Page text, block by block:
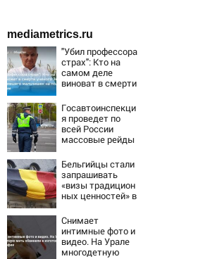
mediametrics.ru
"Убил профессора
страх": Кто на
самом деле
виноват в смерти
остановившего
мальчишек на
поле с горохом
Госавтоинспекци
я проведет по
всей России
массовые рейды
Бельгийцы стали
запрашивать
«визы традицион
ных ценностей» в
Снимает
интимные фото и
видео. На Урале
многодетную